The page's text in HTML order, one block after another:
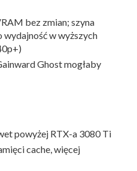
bez zmian; szyna
wydajność w wyższych
Ghost mogłaby
powyżej RTX-a 3080 Ti
cache, więcej